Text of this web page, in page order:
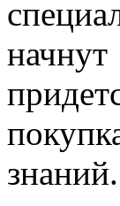
знаний.